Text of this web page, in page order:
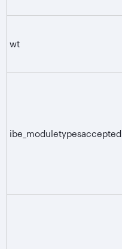
wt
ibe_moduletypesaccepted